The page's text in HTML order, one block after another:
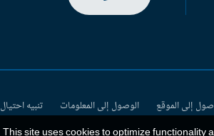
إلى الموقع الوصول إلى المعلومات تنبيه احتيال